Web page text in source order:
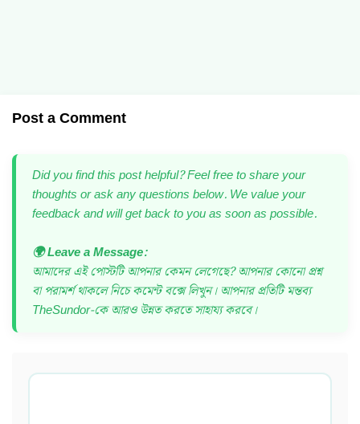
Post a Comment
Did you find this post helpful? Feel free to share your
thoughts or ask any questions below. We value your
feedback and will get back to you as soon as possible.
🌍 Leave a Message:
আমাদের এই পোস্টটি আপনার কেমন লেগেছে? আপনার কোনো প্রশ্ন
বা পরামর্শ থাকলে নিচে কমেন্ট বক্সে লিখুন। আপনার প্রতিটি মন্তব্য
TheSundor-কে আরও উন্নত করতে সাহায্য করবে।